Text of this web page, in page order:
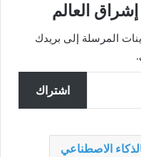
العالم
المرسلة إلى بريدك
اشتراك